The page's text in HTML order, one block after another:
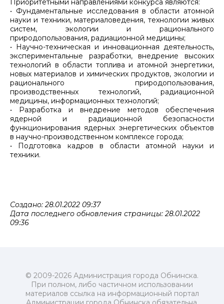
• Фундаментальные исследования в области атомной
науки и техники, материаловедения, технологии живых
систем, экологии и рационального
природопользования, радиационной медицины;
• Научно-техническая и инновационная деятельность,
экспериментальные разработки, внедрение высоких
технологий в области топлива и атомной энергетики,
новых материалов и химических продуктов, экологии и
рационального природопользования,
производственных технологий, радиационной
медицины, информационных технологий;
• Разработка и внедрение методов обеспечения
ядерной и радиационной безопасности
функционирования ядерных энергетических объектов
в научно-производственном комплексе города;
• Подготовка кадров в области атомной науки и
техники.
Создано: 28.01.2022 09:37
Дата последнего обновления страницы: 28.01.2022
09:36
© 2009-2026 Администрация города Обнинска.
При полном, либо частичном использовании
материалов ссылка на информационный портал